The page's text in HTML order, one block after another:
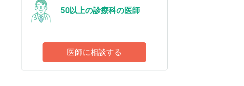
50以上の診療科の医師
医師に相談する